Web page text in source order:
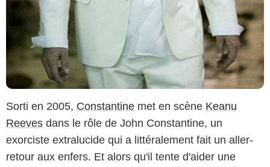
Sorti en 2005, Constantine met en scène Keanu
Reeves dans le rôle de John Constantine, un
exorciste extralucide qui a littéralement fait un aller-
retour aux enfers. Et alors qu'il tente d'aider une